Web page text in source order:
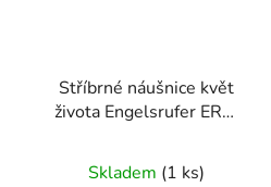
Stříbrné náušnice květ
života Engelsrufer ERE-
Skladem (1 ks)